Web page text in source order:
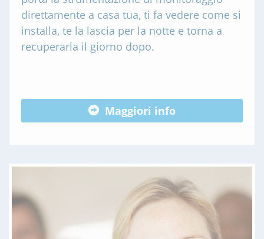
direttamente a casa tua, ti fa vedere come si
installa, te la lascia per la notte e torna a
recuperarla il giorno dopo.
Maggiori info